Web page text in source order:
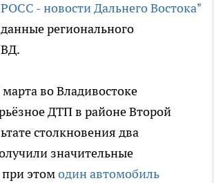
- новости Дальнего Востока"
регионального
во Владивостоке
ДТП в районе Второй
столкновения два
значительные
этомодин автомобиль